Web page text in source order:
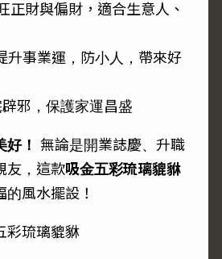
正財與偏財，適合生意人、
升事業運，防小人，帶來好
邪，保護家運昌盛
！
無論是開業誌慶、升職
友，這款吸金五彩琉璃貔貅
風水擺設！
彩琉璃貔貅